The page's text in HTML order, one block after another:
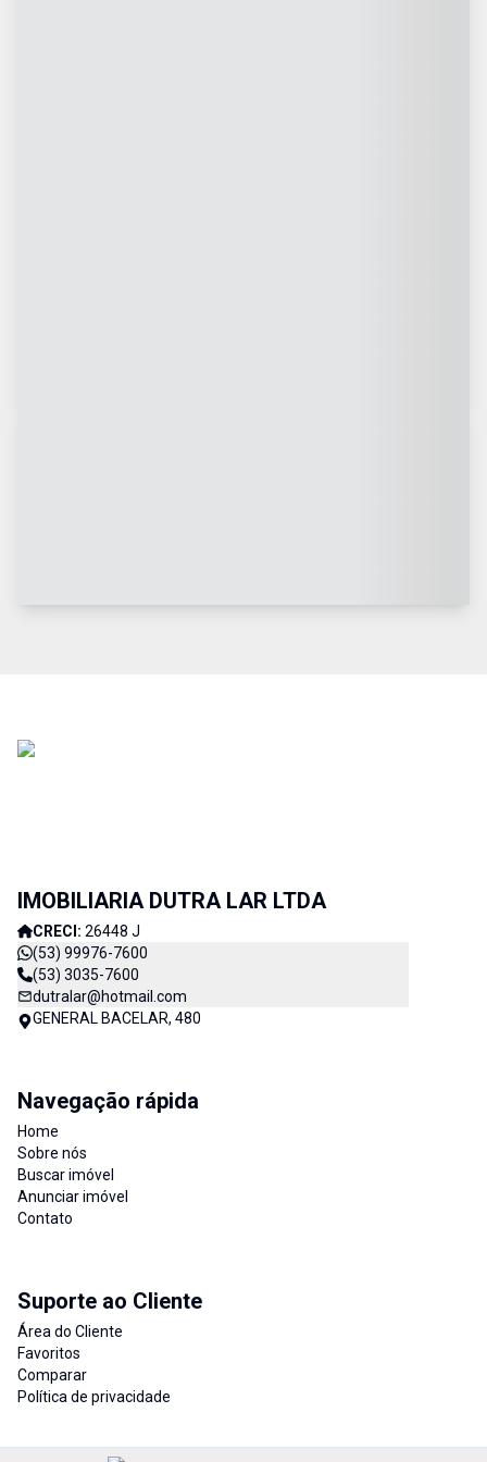
IMOBILIARIA DUTRA LAR LTDA
CRECI: 26448 J
(53) 99976-7600
(53) 3035-7600
dutralar@hotmail.com
GENERAL BACELAR, 480
Navegação rápida
Home
Sobre nós
Buscar imóvel
Anunciar imóvel
Contato
Suporte ao Cliente
Área do Cliente
Favoritos
Comparar
Política de privacidade